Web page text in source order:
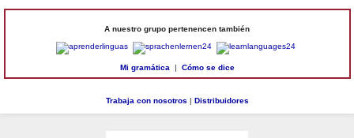
A nuestro grupo pertenencen también
Mi gramática | Cómo se dice
Trabaja con nosotros | Distribuidores